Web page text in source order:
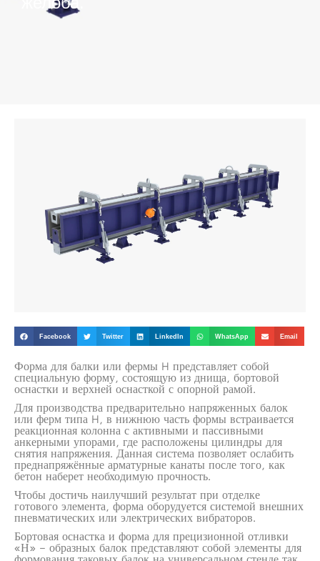
Facebook Twitter LinkedIn WhatsApp Email
Форма для балки или фермы H представляет собой
специальную форму, состоящую из днища, бортовой
оснастки и верхней оснасткой с опорной рамой.
Для производства предварительно напряженных балок
или ферм типа H, в нижнюю часть формы встраивается
реакционная колонна с активными и пассивными
анкерными упорами, где расположены цилиндры для
снятия напряжения. Данная система позволяет ослабить
преднапряжённые арматурные канаты после того, как
бетон наберет необходимую прочность.
Чтобы достичь наилучший результат при отделке
готового элемента, форма оборудуется системой внешних
пневматических или электрических вибраторов.
Бортовая оснастка и форма для прецизионной отливки
«Н» – образных балок представляют собой элементы для